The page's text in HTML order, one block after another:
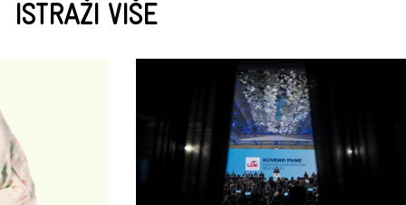
ISTRAŽI VIŠE